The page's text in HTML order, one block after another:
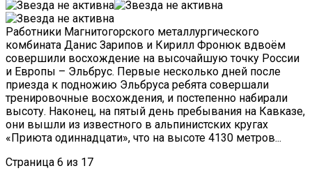
Работники Магнитогорского металлургического
комбината Данис Зарипов и Кирилл Фронюк вдвоём
совершили восхождение на высочайшую точку России
и Европы – Эльбрус. Первые несколько дней после
приезда к подножию Эльбруса ребята совершали
тренировочные восхождения, и постепенно набирали
высоту. Наконец, на пятый день пребывания на Кавказе,
они вышли из известного в альпинистских кругах
«Приюта одиннадцати», что на высоте 4130 метров...
Страница 6 из 17